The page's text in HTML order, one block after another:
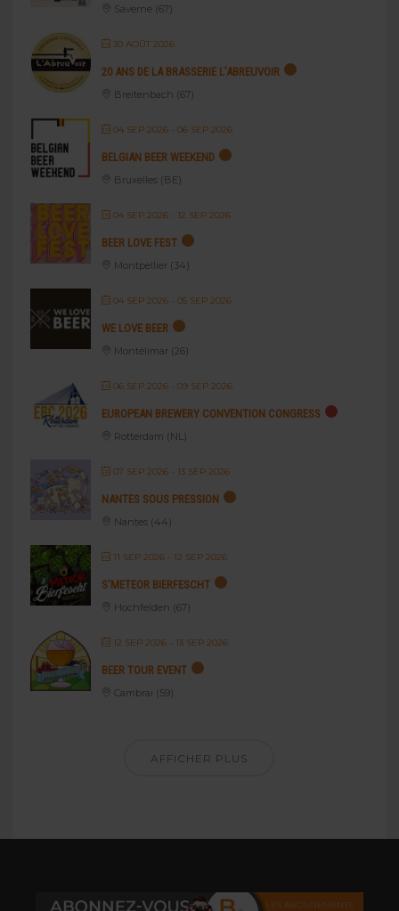
Saverne (67)
30 AOÛT 2026
20 ANS DE LA BRASSERIE L’ABREUVOIR
Breitenbach (67)
04 SEP 2026- 06 SEP 2026
BELGIAN BEER WEEKEND
Bruxelles (BE)
04 SEP 2026- 12 SEP 2026
BEER LOVE FEST
Montpellier (34)
04 SEP 2026- 05 SEP 2026
WE LOVE BEER
Montélimar (26)
06 SEP 2026- 09 SEP 2026
EUROPEAN BREWERY CONVENTION CONGRESS
Rotterdam (NL)
07 SEP 2026- 13 SEP 2026
NANTES SOUS PRESSION
Nantes (44)
11 SEP 2026- 12 SEP 2026
S’METEOR BIERFESCHT
Hochfelden (67)
12 SEP 2026- 13 SEP 2026
BEER TOUR EVENT
Cambrai (59)
AFFICHER PLUS